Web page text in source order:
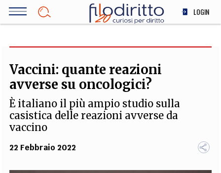
Salta
LOGIN
SOCIETÀ
MEDICINA
SCIENZA
STORIA E FILOSOFIA
Vaccini: quante reazioni
avverse su oncologici?
È italiano il più ampio studio sulla
casistica delle reazioni avverse da
vaccino
22 Febbraio 2022